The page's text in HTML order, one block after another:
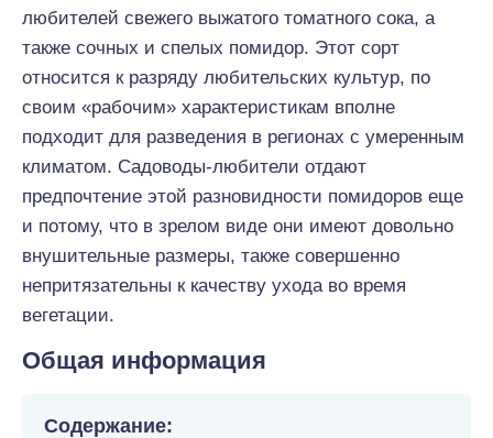
любителей свежего выжатого томатного сока, а
также сочных и спелых помидор. Этот сорт
относится к разряду любительских культур, по
своим «рабочим» характеристикам вполне
подходит для разведения в регионах с умеренным
климатом. Садоводы-любители отдают
предпочтение этой разновидности помидоров еще
и потому, что в зрелом виде они имеют довольно
внушительные размеры, также совершенно
непритязательны к качеству ухода во время
вегетации.
Общая информация
Содержание: